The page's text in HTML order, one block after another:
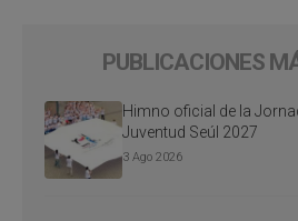
PUBLICACIONES
Himno oficial de la
Juventud Seúl 2027
3 Ago 2026